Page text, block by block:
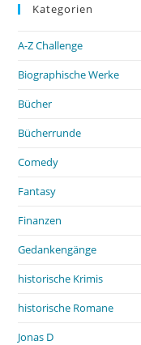
Kategorien
A-Z Challenge
Biographische Werke
Bücher
Bücherrunde
Comedy
Fantasy
Finanzen
Gedankengänge
historische Krimis
historische Romane
Jonas D